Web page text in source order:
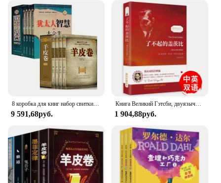
9 591,68руб.
Книга Великий Гэтсби, двуязычная версия (китайский и английский), всемирно известная литературная книга
1 904,88руб.